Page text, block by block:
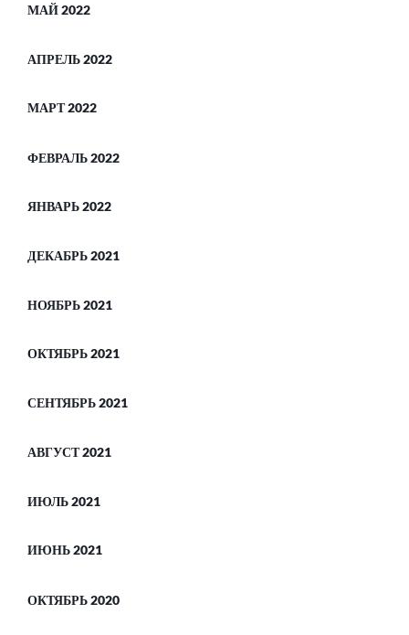
МАЙ 2022
АПРЕЛЬ 2022
МАРТ 2022
ФЕВРАЛЬ 2022
ЯНВАРЬ 2022
ДЕКАБРЬ 2021
НОЯБРЬ 2021
ОКТЯБРЬ 2021
СЕНТЯБРЬ 2021
АВГУСТ 2021
ИЮЛЬ 2021
ИЮНЬ 2021
ОКТЯБРЬ 2020